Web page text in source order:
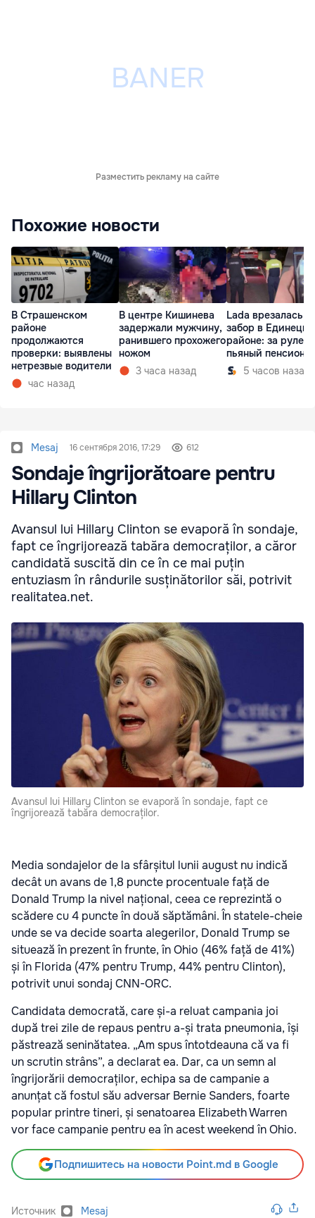
Разместить рекламу на сайте
Похожие новости
В Страшенском
районе
продолжаются
проверки: выявлены
нетрезвые водители
час назад
В центре Кишинева
задержали мужчину,
ранившего прохожего
ножом
3 часа назад
Lada врезалась в
забор в
районе: за рулем
пьяный
5 часов назад
Mesaj 16 сентября 2016, 17:29 612
Sondaje îngrijorătoare pentru
Hillary Clinton
Avansul lui Hillary Clinton se evaporă în sondaje,
fapt ce îngrijorează tabăra democraților, a căror
candidată suscită din ce în ce mai puțin
entuziasm în rândurile susținătorilor săi, potrivit
realitatea.net.
Avansul lui Hillary Clinton se evaporă în sondaje, fapt ce
îngrijorează tabăra democraților.
Media sondajelor de la sfârșitul lunii august nu indică
decât un avans de 1,8 puncte procentuale față de
Donald Trump la nivel național, ceea ce reprezintă o
scădere cu 4 puncte în două săptămâni. În statele-cheie
unde se va decide soarta alegerilor, Donald Trump se
situează în prezent în frunte, în Ohio (46% față de 41%)
și în Florida (47% pentru Trump, 44% pentru Clinton),
potrivit unui sondaj CNN-ORC.
Candidata democrată, care și-a reluat campania joi
după trei zile de repaus pentru a-și trata pneumonia, își
păstrează seninătatea. „Am spus întotdeauna că va fi
un scrutin strâns”, a declarat ea. Dar, ca un semn al
îngrijorării democraților, echipa sa de campanie a
anunțat că fostul său adversar Bernie Sanders, foarte
popular printre tineri, și senatoarea Elizabeth Warren
vor face campanie pentru ea în acest weekend în Ohio.
Подпишитесь на новости Point.md в Google
Источник Mesaj